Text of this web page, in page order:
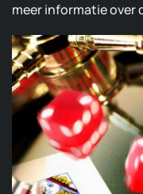
meer informatie over